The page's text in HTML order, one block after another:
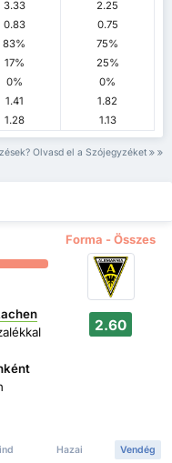
3.33
2.25
0.83
0.75
83%
75%
17%
25%
0%
0%
1.41
1.82
1.28 1.13
Olvasd el a Szójegyzéket
Forma - Összes
2.60
Hazai Vendég